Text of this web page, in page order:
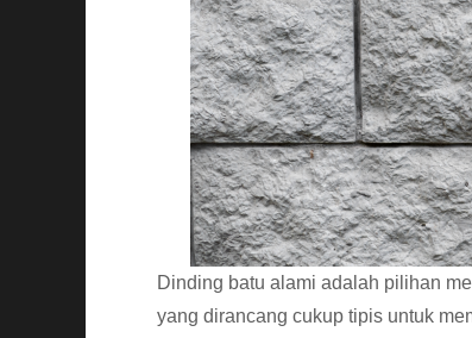
Dinding batu alami adalah pilihan
yang dirancang cukup tipis untuk